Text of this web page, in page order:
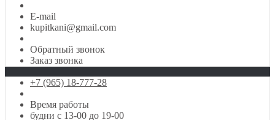
E-mail
kupitkani@gmail.com
Обратный звонок
Заказ звонка
+7 (965) 18-777-28
Время работы
будни с 13-00 до 19-00